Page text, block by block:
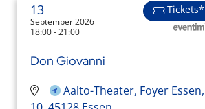
13
September 2026
18:00 - 21:00
Tickets*
Don Giovanni
Aalto-Theater, Foyer